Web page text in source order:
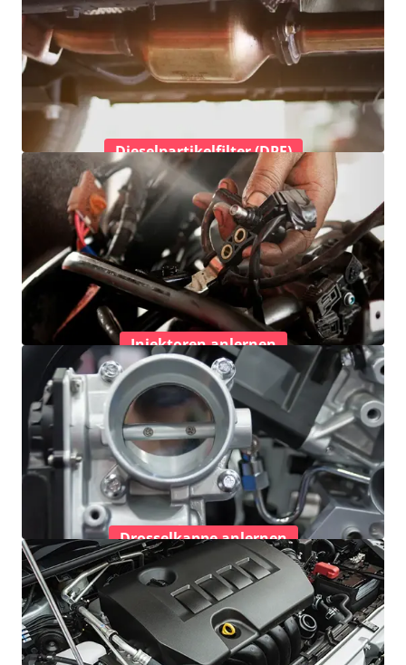
Dieselpartikelfilter (DPF)
Injektoren anlernen
Drosselkappe anlernen